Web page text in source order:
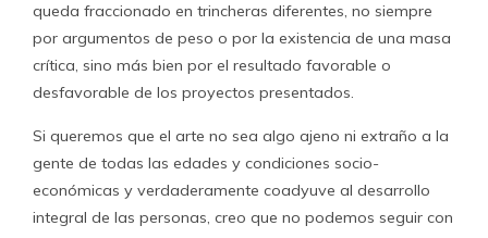
queda fraccionado en trincheras diferentes, no siempre
por argumentos de peso o por la existencia de una masa
crítica, sino más bien por el resultado favorable o
desfavorable de los proyectos presentados.
Si queremos que el arte no sea algo ajeno ni extraño a la
gente de todas las edades y condiciones socio-
económicas y verdaderamente coadyuve al desarrollo
integral de las personas, creo que no podemos seguir con